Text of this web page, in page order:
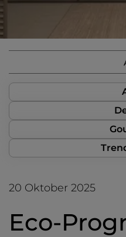
20 Oktober 2025
Eco-